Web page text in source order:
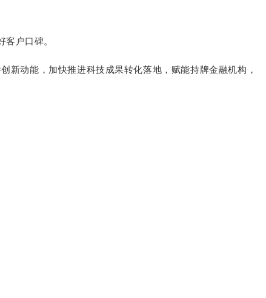
户口碑。
新动能，加快推进科技成果转化落地，赋能持牌金融机构，